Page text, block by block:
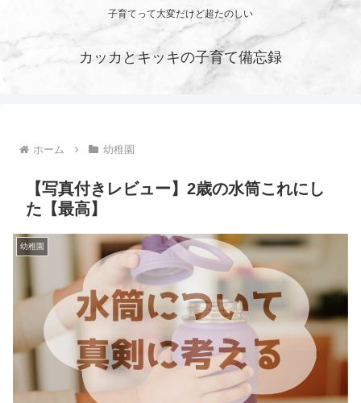
子育てって大変だけど超たのしい
カッカとキッキの子育て備忘録
ホーム 幼稚園
【写真付きレビュー】2歳の水筒これにし
た【最高】
幼稚園